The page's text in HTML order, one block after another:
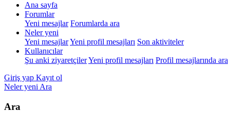
Ana sayfa
Forumlar
Yeni mesajlar Forumlarda ara
Neler yeni
Yeni mesajlarYeni profil mesajları Son aktiviteler
Kullanıcılar
Şu anki ziyaretçilerYeni profil mesajları Profil mesajlarında ara
Giriş yap Kayıt ol
Neler yeni Ara
Ara